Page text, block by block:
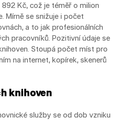
Kč, což je téměř o milion
Mírně se snižuje i počet
a to jak profesionálních
pracovníků. Pozitivní údaje se
Stoupá počet míst pro
na internet, kopírek, skenerů
knihoven
služby se od dob vzniku